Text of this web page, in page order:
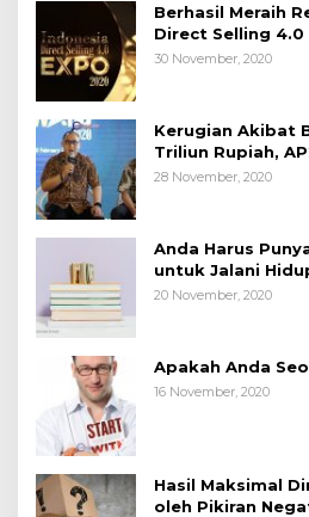
Berhasil Meraih
Direct Selling 4.0
berakhir sangat
30 November, 2020
Kerugian Akibat
Triliun Rupiah,
masyarakat
28 November, 2020
Anda Harus
untuk Jalani
20 November, 2020
Apakah Anda
16 November, 2020
Hasil Maksimal
oleh Pikiran